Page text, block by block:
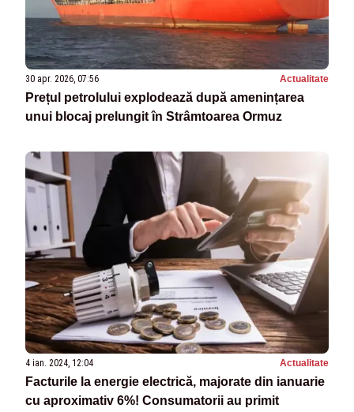
30 apr. 2026, 07:56 Actualitate
Prețul petrolului explodează după amenințarea
unui blocaj prelungit în Strâmtoarea Ormuz
4 ian. 2024, 12:04 Actualitate
Facturile la energie electrică, majorate din ianuarie
cu aproximativ 6%! Consumatorii au primit